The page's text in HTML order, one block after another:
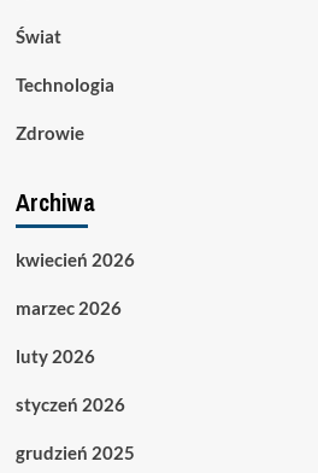
Świat
Technologia
Zdrowie
Archiwa
kwiecień 2026
marzec 2026
luty 2026
styczeń 2026
grudzień 2025